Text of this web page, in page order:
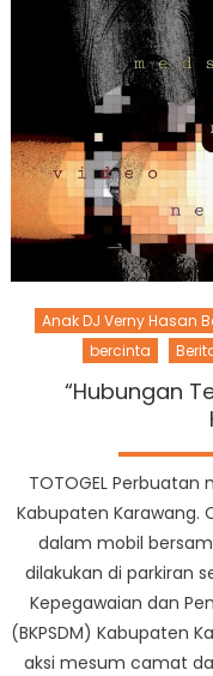
Anak DJ Verny Hasan
bercinta
“Hubungan
TOTOGEL
Kabupaten
dalam mobil
dilakukan di parkiran
Kepegawaian dan
(BKPSDM) Kabupaten
aksi mesum camat